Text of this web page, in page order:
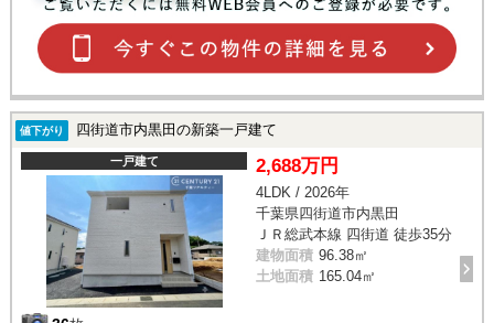
値下がり 四街道市内黒田の新築一戸建て
一戸建て 2,688万円
4LDK / 2026年
千葉県四街道市内黒田
ＪＲ総武本線 四街道 徒歩35分
建物面積 96.38㎡
土地面積 165.04㎡